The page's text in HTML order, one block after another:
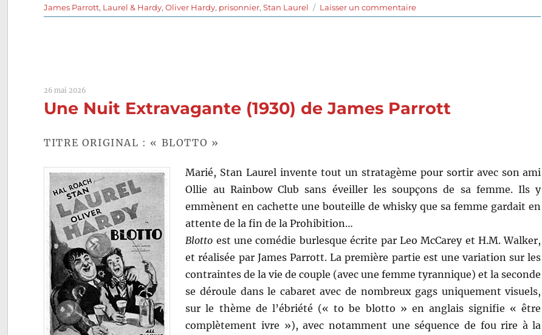
le
James Parrott, Laurel & Hardy,Oliver Hardy, prisonnier,Stan Laurel Laisser un commentairesur
Derrière
26 mai 2026
Une Nuit Extravagante (1930) de James Parrott
TITRE ORIGINAL : « BLOTTO »
Marié, Stan Laurel invente tout un stratagème pour sortir avec son ami
Ollie au Rainbow Club sans éveiller les soupçons de sa femme. Ils y
emmènent en cachette une bouteille de whisky que sa femme gardait en
attente de la fin de la Prohibition…
Blotto est une comédie burlesque écrite par Leo McCarey et H.M. Walker,
et réalisée par James Parrott. La première partie est une variation sur les
contraintes de la vie de couple (avec une femme tyrannique) et la seconde
se déroule dans le cabaret avec de nombreux gags uniquement visuels,
sur le thème de l’ébriété (« to be blotto » en anglais signifie « être
complètement ivre »), avec notamment une séquence de fou rire à la